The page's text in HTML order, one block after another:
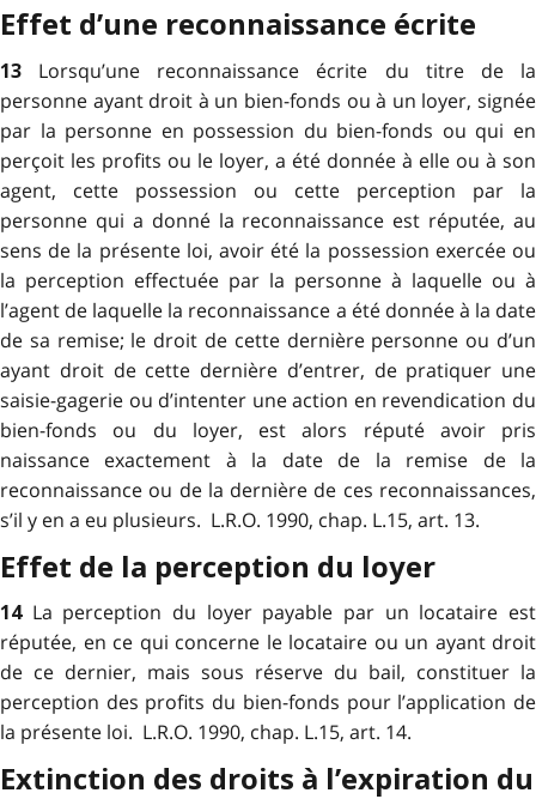
Effet d’une reconnaissance écrite
13 Lorsqu’une reconnaissance écrite du titre de la
personne ayant droit à un bien-fonds ou à un loyer, signée
par la personne en possession du bien-fonds ou qui en
perçoit les profits ou le loyer, a été donnée à elle ou à son
agent, cette possession ou cette perception par la
personne qui a donné la reconnaissance est réputée, au
sens de la présente loi, avoir été la possession exercée ou
la perception effectuée par la personne à laquelle ou à
l’agent de laquelle la reconnaissance a été donnée à la date
de sa remise; le droit de cette dernière personne ou d’un
ayant droit de cette dernière d’entrer, de pratiquer une
saisie-gagerie ou d’intenter une action en revendication du
bien-fonds ou du loyer, est alors réputé avoir pris
naissance exactement à la date de la remise de la
reconnaissance ou de la dernière de ces reconnaissances,
s’il y en a eu plusieurs. L.R.O. 1990, chap. L.15, art. 13.
Effet de la perception du loyer
14 La perception du loyer payable par un locataire est
réputée, en ce qui concerne le locataire ou un ayant droit
de ce dernier, mais sous réserve du bail, constituer la
perception des profits du bien-fonds pour l’application de
la présente loi. L.R.O. 1990, chap. L.15, art. 14.
Extinction des droits à l’expiration du